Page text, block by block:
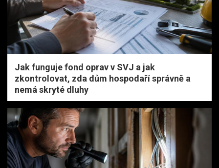
Jak funguje fond oprav v SVJ a jak
zkontrolovat, zda dům hospodaří správně a
nemá skryté dluhy